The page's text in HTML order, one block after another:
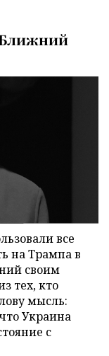
Ближний
все
на Трампа в
своим
тех, кто
мысль:
Украина
с